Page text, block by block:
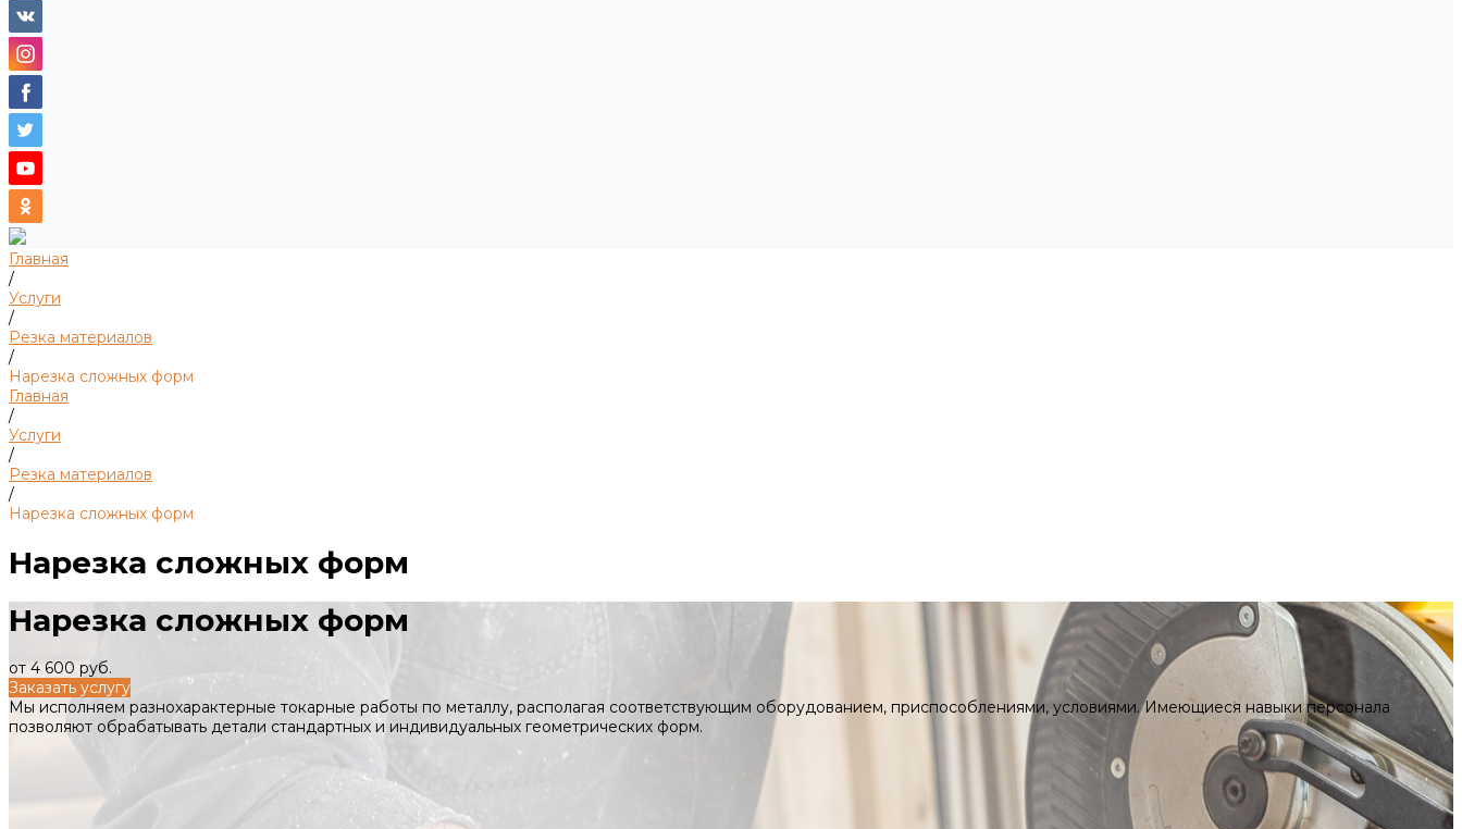
Главная
/
Услуги
/
Резка материалов
/
Нарезка сложных форм
Главная
/
Услуги
/
Резка материалов
/
Нарезка сложных форм
Нарезка сложных форм
Нарезка сложных форм
от 4 600 руб.
Заказать услугу
Мы исполняем разнохарактерные токарные работы по металлу, располагая соответствующим оборудованием, приспособлениями, условиями. Имеющиеся навыки персонала
позволяют обрабатывать детали стандартных и индивидуальных геометрических форм.